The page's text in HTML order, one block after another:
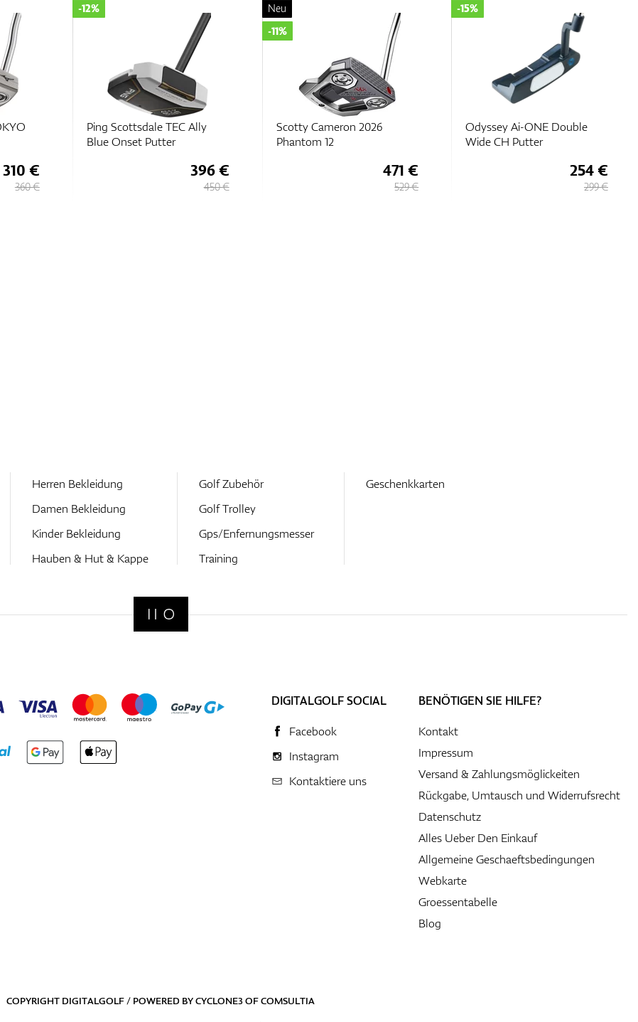
310 €
360 €
Ping Scottsdale TEC Ally
Blue Onset Putter
-12%
396 €
450 €
Scotty Cameron 2026
Phantom 12
Neu
-11%
471 €
529 €
Odyssey Ai-ONE Double
Wide CH Putter
-15%
254 €
299 €
Herren Bekleidung
Damen Bekleidung
Kinder Bekleidung
Hauben & Hut & Kappe
Golf Zubehör
Golf Trolley
Gps/Enfernungsmesser
Training
Geschenkkarten
DIGITALGOLF SOCIAL
Facebook
Instagram
Kontaktiere uns
BENÖTIGEN SIE HILFE?
Kontakt
Impressum
Versand & Zahlungsmöglickeiten
Rückgabe, Umtausch und Widerrufsrecht
Datenschutz
Alles Ueber Den Einkauf
Allgemeine Geschaeftsbedingungen
Webkarte
Groessentabelle
Blog
COPYRIGHT DIGITALGOLF / POWERED BYCYCLONE3OFCOMSULTIA